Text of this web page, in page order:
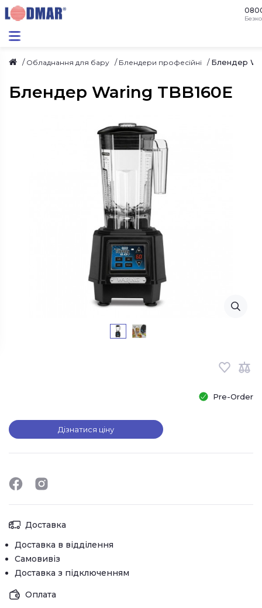
Обладнання для бару Блендери професійні Блендер
Блендер Waring TBB160E
Pre-Order
Дізнатися ціну
Доставка
Доставка в відділення
Самовивіз
Доставка з підключенням
Оплата